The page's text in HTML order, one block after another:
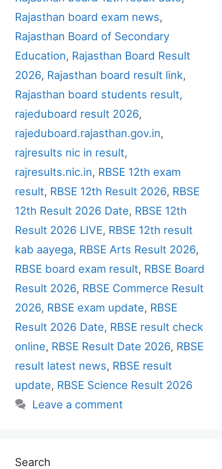
Rajasthan board exam news,
Rajasthan Board of Secondary
Education, Rajasthan Board Result
2026, Rajasthan board result link,
Rajasthan board students result,
rajeduboard result 2026,
rajeduboard.rajasthan.gov.in,
rajresults nic in result,
rajresults.nic.in, RBSE 12th exam
result, RBSE 12th Result 2026, RBSE
12th Result 2026 Date, RBSE 12th
Result 2026 LIVE, RBSE 12th result
kab aayega, RBSE Arts Result 2026,
RBSE board exam result, RBSE Board
Result 2026, RBSE Commerce Result
2026, RBSE exam update, RBSE
Result 2026 Date, RBSE result check
online, RBSE Result Date 2026, RBSE
result latest news, RBSE result
update, RBSE Science Result 2026
Leave a comment
Search